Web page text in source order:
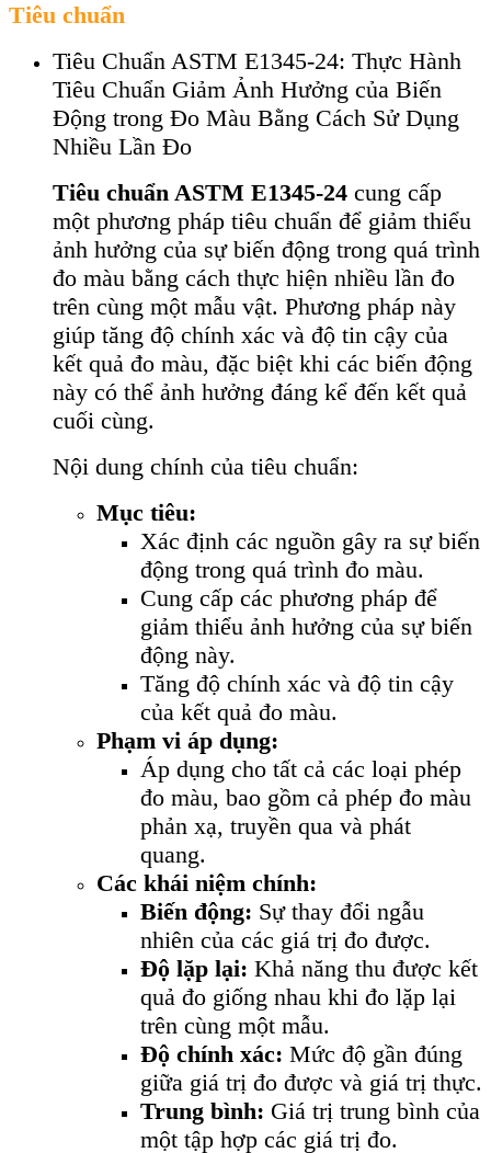
Tiêu chuẩn
Tiêu Chuẩn ASTM E1345-24: Thực Hành
Tiêu Chuẩn Giảm Ảnh Hưởng của Biến
Động trong Đo Màu Bằng Cách Sử Dụng
Nhiều Lần Đo
Tiêu chuẩn ASTM E1345-24 cung cấp
một phương pháp tiêu chuẩn để giảm thiểu
ảnh hưởng của sự biến động trong quá trình
đo màu bằng cách thực hiện nhiều lần đo
trên cùng một mẫu vật. Phương pháp này
giúp tăng độ chính xác và độ tin cậy của
kết quả đo màu, đặc biệt khi các biến động
này có thể ảnh hưởng đáng kể đến kết quả
cuối cùng.
Nội dung chính của tiêu chuẩn:
Mục tiêu:
Xác định các nguồn gây ra sự biến
động trong quá trình đo màu.
Cung cấp các phương pháp để
giảm thiểu ảnh hưởng của sự biến
động này.
Tăng độ chính xác và độ tin cậy
của kết quả đo màu.
Phạm vi áp dụng:
Áp dụng cho tất cả các loại phép
đo màu, bao gồm cả phép đo màu
phản xạ, truyền qua và phát
quang.
Các khái niệm chính:
Biến động: Sự thay đổi ngẫu
nhiên của các giá trị đo được.
Độ lặp lại: Khả năng thu được kết
quả đo giống nhau khi đo lặp lại
trên cùng một mẫu.
Độ chính xác: Mức độ gần đúng
giữa giá trị đo được và giá trị thực.
Trung bình: Giá trị trung bình của
một tập hợp các giá trị đo.